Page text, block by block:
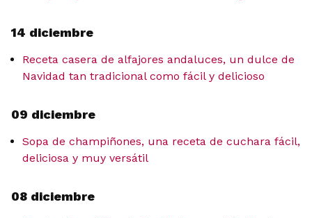
14 diciembre
Receta casera de alfajores andaluces, un dulce de
Navidad tan tradicional como fácil y delicioso
09 diciembre
Sopa de champiñones, una receta de cuchara fácil,
deliciosa y muy versátil
08 diciembre